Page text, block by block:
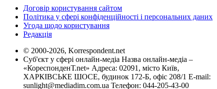
Договір користування сайтом
Політика у сфері конфіденційності і персональних даних
Угода щодо користування
Редакція
© 2000-2026, Korrespondent.net
Суб'єкт у сфері онлайн-медіа Назва онлайн-медіа –
«КореспонденТ.net» Адреса: 02091, місто Київ,
ХАРКІВСЬКЕ ШОСЕ, будинок 172-Б, офіс 208/1 E-mail:
sunlight@mediadim.com.ua Телефон: 044-205-43-00